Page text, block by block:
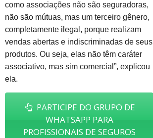
como associações não são seguradoras,
não são mútuas, mas um terceiro gênero,
completamente ilegal, porque realizam
vendas abertas e indiscriminadas de seus
produtos. Ou seja, elas não têm caráter
associativo, mas sim comercial”, explicou
ela.
PARTICIPE DO GRUPO DE
WHATSAPP PARA
PROFISSIONAIS DE SEGUROS